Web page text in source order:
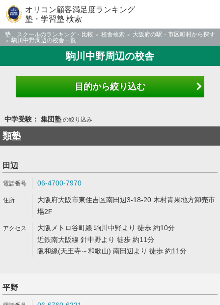
オリコン顧客満足度ランキング
塾・学習塾 検索
塾、スクールのランキング・比較 校舎検索
大阪府の駅・市区町村から探す
駒川中野周辺の校舎一覧
駒川中野周辺の校舎
目的から絞り込む
中学受験： 集団塾の絞り込み
類塾
田辺
06-4700-7970
大阪府大阪市東住吉区南田辺3-18-20 木村青果地方卸売市
場2F
大阪メトロ谷町線 駒川中野より 徒歩 約10分
近鉄南大阪線 針中野より 徒歩 約11分
阪和線(天王寺～和歌山) 南田辺より 徒歩 約11分
平野